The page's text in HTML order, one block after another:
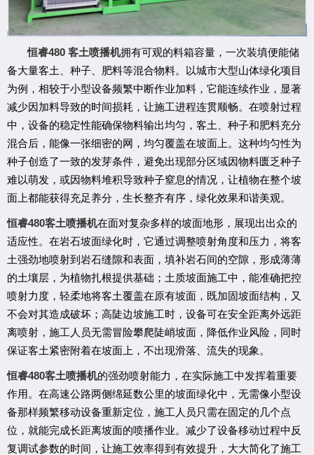
恒睿480 客土喷播机拥有可观的料箱容量，一次装填便能储
备大量客土、种子、肥料等混合物料。以城市大型山体绿化项目
为例，相较于小型设备频繁中断作业加料，它能连续作业，显著
减少因加料导致的时间损耗，让施工进程连贯顺畅。在喷射过程
中，设备的稳定性能确保物料输出均匀，客土、种子和肥料充分
混合后，能像一张细密的网，均匀覆盖在坡面上。这种均匀性为
种子创造了一致的发芽条件，避免出现部分区域因物料匮乏种子
难以萌发，或因物料堆积导致种子窒息的情况，让植物在整个坡
面上都能获得充足养分，生长整齐有序，绿化效果和谐美观。
恒睿480客土喷播机在面对复杂多样的坡面地形，展现出出众的
适应性。在岩石坡面绿化时，它通过调整喷射角度和压力，将客
土强劲地喷射到岩石缝隙和表面，填补岩石间的空隙，形成薄薄
的土壤层，为植物扎根提供基础；土质坡面施工中，能准确把控
喷射力度，轻柔地将客土覆盖在原有坡面，既加固坡面结构，又
不会对其造成破坏；高陡边坡施工时，设备可在安全距离外远距
离喷射，施工人员无需冒险攀爬陡峭坡面，降低作业风险，同时
保证客土紧密附着在坡面上，不出现滑落、流失的现象。
恒睿480客土喷播机的强劲喷射能力，在实际施工中发挥着重要
作用。在高速公路两侧绵延数公里的坡面绿化中，无需像小型设
备那样频繁移动设备重新定位，施工人员只需在固定的几个点
位，就能完成长距离坡面的喷播作业。减少了设备移动过程中反
复调试参数的时间，让施工效率得到有效提升，大大简化了施工